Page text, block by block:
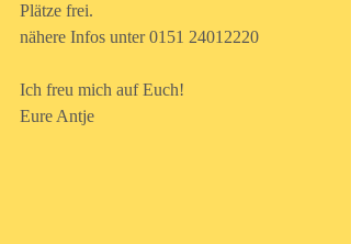
Plätze frei.
nähere Infos unter 0151 24012220
Ich freu mich auf Euch!
Eure Antje